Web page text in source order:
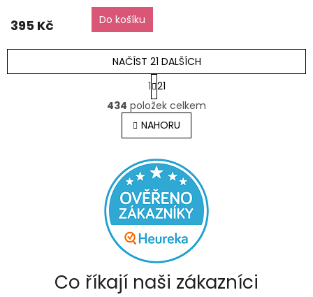
395 Kč Do košíku
O
v
l
á
a
c
í
p
r
v
k
y
v
ý
NAČÍST 21 DALŠÍCH
S
t
r
á
n
k
v
á
n
í
1 21
434 položek celkem
NAHORU
Co říkají naši zákazníci